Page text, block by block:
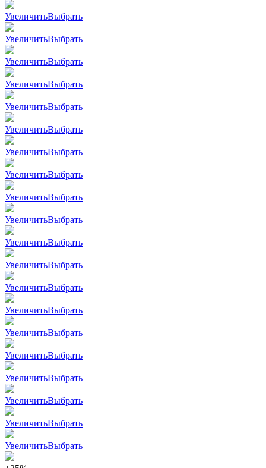
УвеличитьВыбрать
УвеличитьВыбрать
УвеличитьВыбрать
УвеличитьВыбрать
УвеличитьВыбрать
УвеличитьВыбрать
УвеличитьВыбрать
УвеличитьВыбрать
УвеличитьВыбрать
УвеличитьВыбрать
УвеличитьВыбрать
УвеличитьВыбрать
УвеличитьВыбрать
УвеличитьВыбрать
УвеличитьВыбрать
УвеличитьВыбрать
УвеличитьВыбрать
УвеличитьВыбрать
УвеличитьВыбрать
УвеличитьВыбрать